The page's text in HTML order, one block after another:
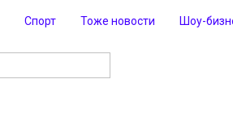
Спорт Тоже новости Шоу-